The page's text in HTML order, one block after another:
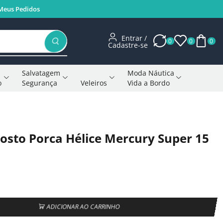
Pedidos
Entrar /
Cadastre-se 0 0 0
Salvatagem
Segurança
Veleiros
Moda Náutica
Vida a Bordo
Porca Hélice Mercury Super 15
ADICIONAR AO CARRINHO